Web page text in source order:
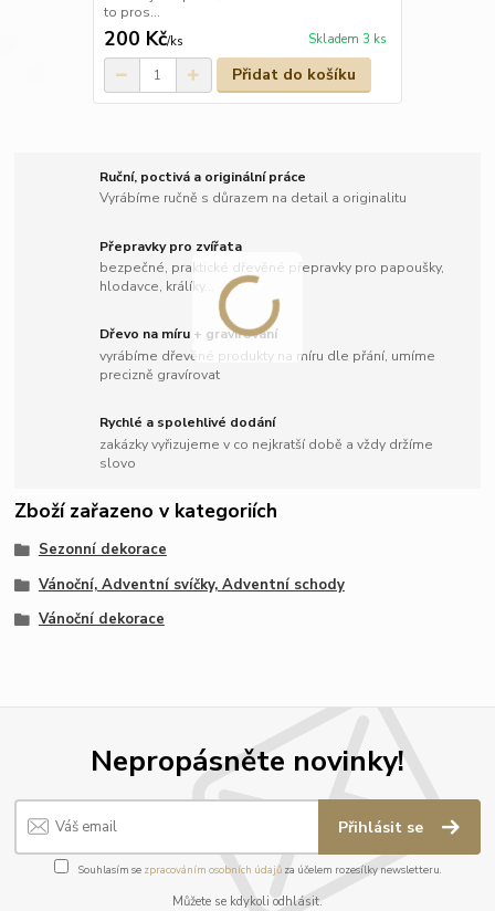
to pros...
200 Kč/ks Skladem 3 ks
Přidat do košíku
Ruční, poctivá a originální práce
Vyrábíme ručně s důrazem na detail a originalitu
Přepravky pro zvířata
bezpečné, praktické dřevěné přepravky pro papoušky,
hlodavce, králíky...
Dřevo na míru + gravírování
vyrábíme dřevěné produkty na míru dle přání, umíme
precizně gravírovat
Rychlé a spolehlivé dodání
zakázky vyřizujeme v co nejkratší době a vždy držíme
slovo
Zboží zařazeno v kategoriích
Sezonní dekorace
Vánoční, Adventní svíčky, Adventní schody
Vánoční dekorace
Nepropásněte novinky!
Přihlásit se
Souhlasím se zpracováním osobních údajůza účelem rozesílky newsletteru.
Můžete se kdykoli odhlásit.